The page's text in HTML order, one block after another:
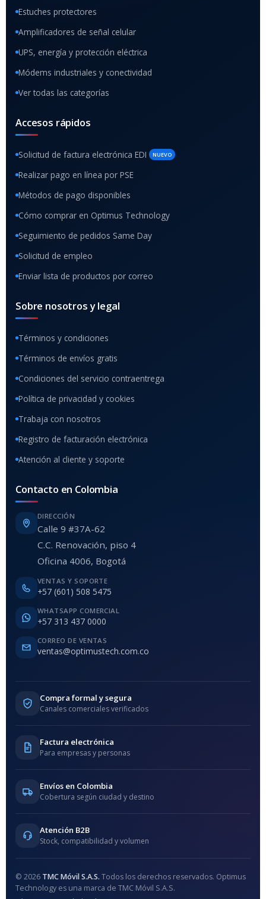
Estuches protectores
Amplificadores de señal celular
UPS, energía y protección eléctrica
Módems industriales y conectividad
Ver todas las categorías
Accesos rápidos
Solicitud de factura electrónica EDI NUEVO
Realizar pago en línea por PSE
Métodos de pago disponibles
Cómo comprar en Optimus Technology
Seguimiento de pedidos Same Day
Solicitud de empleo
Enviar lista de productos por correo
Sobre nosotros y legal
Términos y condiciones
Términos de envíos gratis
Condiciones del servicio contraentrega
Política de privacidad y cookies
Trabaja con nosotros
Registro de facturación electrónica
Atención al cliente y soporte
Contacto en Colombia
DIRECCIÓN
Calle 9 #37A-62
C.C. Renovación, piso 4
Oficina 4006, Bogotá
VENTAS Y SOPORTE
+57 (601) 508 5475
WHATSAPP COMERCIAL
+57 313 437 0000
CORREO DE VENTAS
ventas@optimustech.com.co
Compra formal y segura
Canales comerciales verificados
Factura electrónica
Para empresas y personas
Envíos en Colombia
Cobertura según ciudad y destino
Atención B2B
Stock, compatibilidad y volumen
© 2026 TMC Móvil S.A.S. Todos los derechos reservados. Optimus
Technology es una marca de TMC Móvil S.A.S.